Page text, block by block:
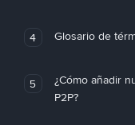
4 Glosario de
5
¿Cómo añadir
P2P?